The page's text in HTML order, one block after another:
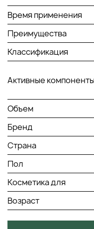
Витамин Е
предотвращает
проявление
способствует
гладкость,
Способ
Наносить каждый день
кожу вокруг ногтя,
Время применения
Преимущества
Классификация
Активные компоненты
Объем
Бренд
Страна
Пол
Косметика для
Возраст